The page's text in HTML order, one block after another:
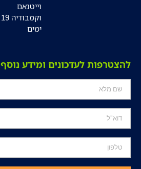
וייטנאם
וקמבודיה 19
ימים
להצטרפות לעדכונים ומידע נוסף